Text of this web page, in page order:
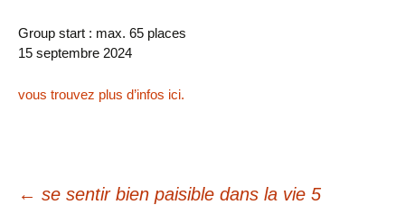
Group start : max. 65 places
15 septembre 2024
vous trouvez plus d’infos ici.
Navigation
← se sentir bien paisible dans la vie 5